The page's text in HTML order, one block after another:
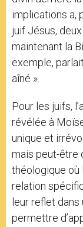
implications a,
juif Jésus,
maintenant la
exemple,
aîné ».
Pour les juifs,
révélée à
unique et
mais peut-être
théologique
relation
leur reflet
permettre